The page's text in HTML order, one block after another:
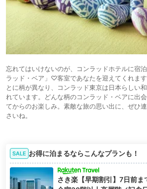
忘れてはいけないのが、コンラッドホテルに宿
ラッド・ベア」♡客室であなたを迎えてくれま
とに柄が異なり、コンラッド東京は日本らしい
れています。どんな柄のコンラッド・ベアに出
てからのお楽しみ。素敵な旅の思い出に、ぜひ
さいね。
SALE お得に泊まるならこんなプランも！
さき楽【早期割引】7日前ま